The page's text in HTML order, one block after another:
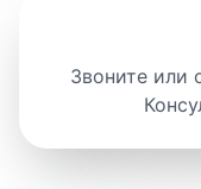
Звоните или